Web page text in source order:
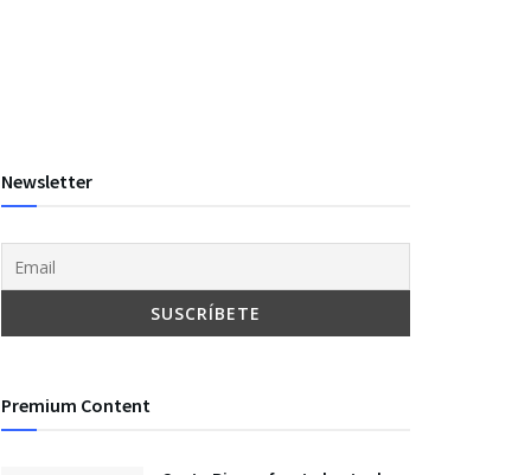
Newsletter
Premium Content